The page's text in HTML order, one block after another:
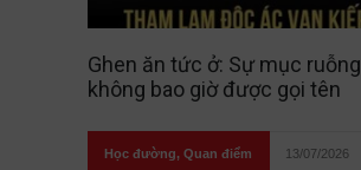
Ghen ăn tức ở: Sự mục ruỗng
không bao giờ được gọi tên
Học đường, Quan điểm 13/07/2026